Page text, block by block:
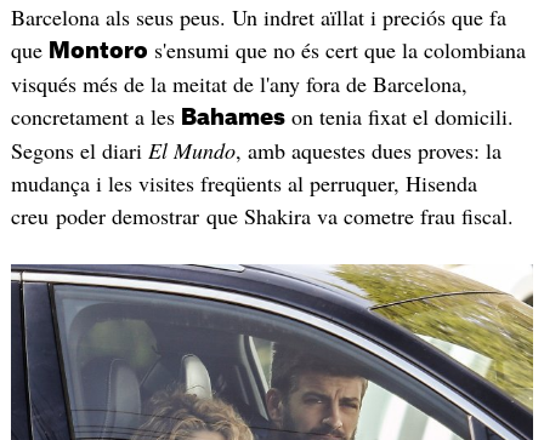
Barcelona als seus peus. Un indret aïllat i preciós que fa
que Montoro s'ensumi que no és cert que la colombiana
visqués més de la meitat de l'any fora de Barcelona,
concretament a les Bahameson tenia fixat el domicili.
Segons el diari El Mundo, amb aquestes dues proves: la
mudança i les visites freqüents al perruquer, Hisenda
creu poder demostrar que Shakira va cometre frau fiscal.